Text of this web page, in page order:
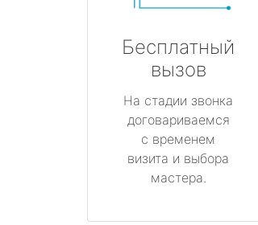
Бесплатный
вызов
На стадии звонка
договариваемся
с временем
визита и выбора
мастера.